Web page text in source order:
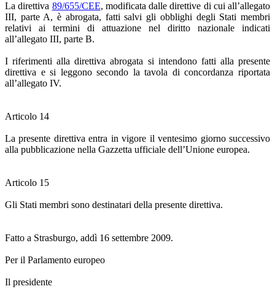
La direttiva 89/655/CEE, modificata dalle direttive di cui all’allegato
III, parte A, è abrogata, fatti salvi gli obblighi degli Stati membri
relativi ai termini di attuazione nel diritto nazionale indicati
all’allegato III, parte B.
I riferimenti alla direttiva abrogata si intendono fatti alla presente
direttiva e si leggono secondo la tavola di concordanza riportata
all’allegato IV.
Articolo 14
La presente direttiva entra in vigore il ventesimo giorno successivo
alla pubblicazione nella Gazzetta ufficiale dell’Unione europea.
Articolo 15
Gli Stati membri sono destinatari della presente direttiva.
Fatto a Strasburgo, addì 16 settembre 2009.
Per il Parlamento europeo
Il presidente